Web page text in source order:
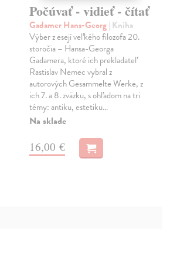
Počúvať - vidieť - čítať
Gadamer Hans-Georg| Kniha
Výber z esejí veľkého filozofa 20.
storočia – Hansa-Georga
Gadamera, ktoré ich prekladateľ
Rastislav Nemec vybral z
autorových Gesammelte Werke, z
ich 7. a 8. zväzku, s ohľadom na tri
témy: antiku, estetiku…
Na sklade
16,00 €